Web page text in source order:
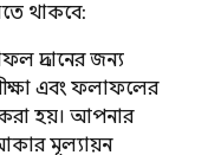
থাকবে:
প্রদানের জন্য
এবং ফলাফলের
হয়। আপনার
আকার মূল্যায়ন